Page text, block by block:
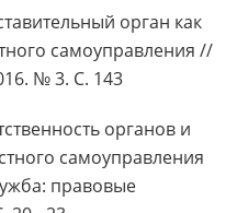
орган как
самоуправления //
№ 3. С. 143
органов и
самоуправления
правовые